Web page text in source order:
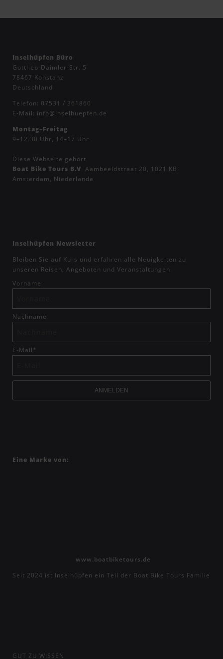
Inselhüpfen Büro
Gottlieb-Daimler-Str. 5
78467 Konstanz
Deutschland
Telefon: 07531 / 361860
E-Mail: info@inselhuepfen.de
Montag–Freitag
9–12.30 Uhr, 14–17 Uhr
Diese Webseite gehört
Boat Bike Tours B.V, Aambeeldstraat 20, 1021 KB
Amsterdam, Niederlande
Inselhüpfen Newsletter
Bleiben Sie auf Kurs und erfahren alle Neuigkeiten zu
unseren Reisen, Angeboten und Veranstaltungen.
Vorname
Nachname
E-Mail*
ANMELDEN
Eine Marke von:
www.boatbiketours.de
Seit 2024 ist Inselhüpfen ein Teil der Boat Bike Tours Familie
GUT ZU WISSEN